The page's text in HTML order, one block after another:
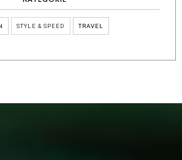
STYLE & SPEED TRAVEL